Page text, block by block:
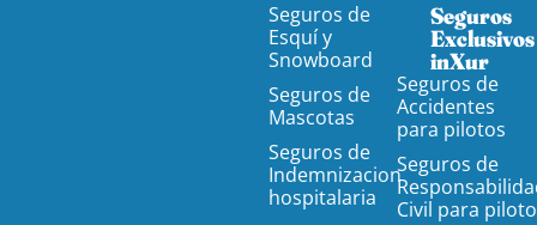
Seguros de
Esquí y
Snowboard
Seguros de
Mascotas
Seguros de
Indemnizacion
hospitalaria
Seguros
Exclusivos
inXur
Seguros de
Accidentes
para pilotos
Seguros de
Civil para